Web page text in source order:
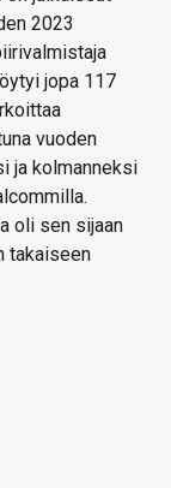
2023
jopa 117
vuoden
ja kolmanneksi
oli sen sijaan
takaiseen